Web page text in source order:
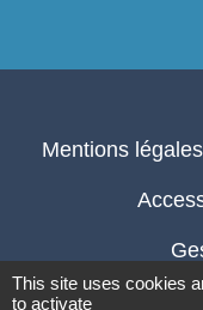
Mentions légales
This site uses cookies
to activate